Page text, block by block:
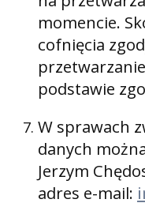
momencie.
cofnięcia
podstawie
W sprawach
danych
Jerzym
adres e-mail: